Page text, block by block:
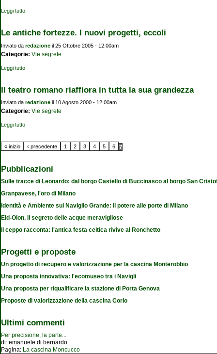
Leggi tutto
Le antiche fortezze. I nuovi progetti, eccoli
Inviato da redazione il 25 Ottobre 2005 - 12:00am
Categorie: Vie segrete
Leggi tutto
Il teatro romano riaffiora in tutta la sua grandezza
Inviato da redazione il 10 Agosto 2000 - 12:00am
Categorie: Vie segrete
Leggi tutto
Pagine
« inizio ‹ precedente 1 2 3 4 5 6 7
Pubblicazioni
Sulle tracce di Leonardo: dal borgo Castello di Buccinasco al borgo San
Granpavese, l'oro di Milano
Identità e Ambiente sul Naviglio Grande: Il potere alle porte di Milano
Eid-Olon, il segreto delle acque meravigliose
Il ceppo racconta: l'antica festa celtica rivive al Ronchetto
Progetti e proposte
Un progetto di recupero e valorizzazione per la cascina Monterobbio
Una proposta innovativa: l'ecomuseo tra i Navigli
Una proposta per riqualificare la stazione di Porta Genova
Proposte di valorizzazione della cascina Corio
Ultimi commenti
Per precisione, la parte...
di: emanuele di bernardo
Pagina: La cascina Moncucco